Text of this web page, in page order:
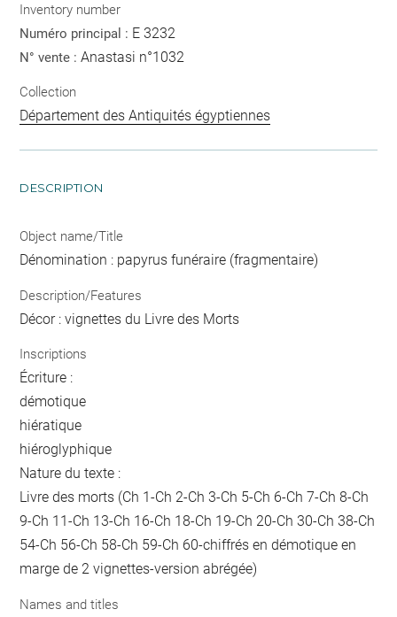
Inventory number
Numéro principal : E 3232
N° vente :Anastasi n°1032
Collection
Département des Antiquités égyptiennes
DESCRIPTION
Object name/Title
Dénomination : papyrus funéraire (fragmentaire)
Description/Features
Décor : vignettes du Livre des Morts
Inscriptions
Écriture :
démotique
hiératique
hiéroglyphique
Nature du texte :
Livre des morts (Ch 1-Ch 2-Ch 3-Ch 5-Ch 6-Ch 7-Ch 8-Ch
9-Ch 11-Ch 13-Ch 16-Ch 18-Ch 19-Ch 20-Ch 30-Ch 38-Ch
54-Ch 56-Ch 58-Ch 59-Ch 60-chiffrés en démotique en
marge de 2 vignettes-version abrégée)
Names and titles